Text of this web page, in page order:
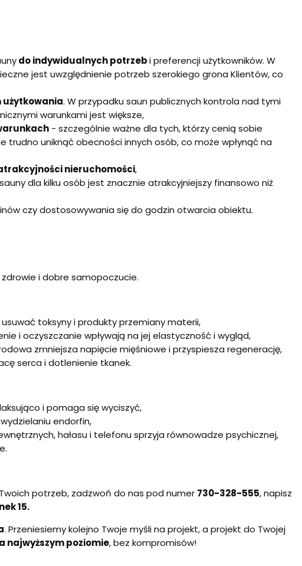
do indywidualnych potrzebi preferencji użytkowników. W
jest uwzględnienie potrzeb szerokiego grona Klientów, co
użytkowania. W przypadku saun publicznych kontrola nad tymi
warunkami jest większe,
- szczególnie ważne dla tych, którzy cenią sobie
uniknąć obecności innych osób, co może wpłynąć na
nieruchomości,
dla kilku osób jest znacznie atrakcyjniejszy finansowo niż
czy dostosowywania się do godzin otwarcia obiektu.
i dobre samopoczucie.
toksyny i produkty przemiany materii,
i oczyszczanie wpływają na jej elastyczność i wygląd,
zmniejsza napięcie mięśniowe i przyspiesza regenerację,
serca i dotlenienie tkanek.
i pomaga się wyciszyć,
endorfin,
hałasu i telefonu sprzyja równowadze psychicznej,
potrzeb, zadzwoń do nas pod numer 730-328-555, napisz
15.
. Przeniesiemy kolejno Twoje myśli na projekt, a projekt do Twojej
najwyższym poziomie, bez kompromisów!